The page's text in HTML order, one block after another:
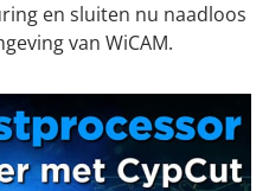
en sluiten nu naadloos
van WiCAM.